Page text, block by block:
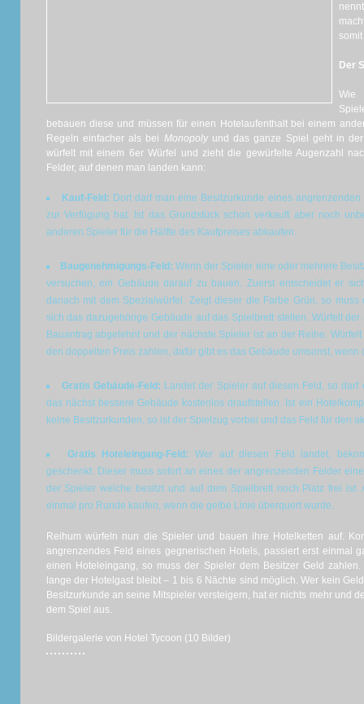
Der
bebauen diese und müssen für einen Hotelaufenthalt bei einem
Regeln einfacher als bei Monopolyund das ganze Spiel geht in
würfelt mit einem 6er Würfel und zieht die gewürfelte Augenzahl
Felder, auf denen man landen kann:
Kauf-Feld: Dort darf man eine Besitzurkunde eines
zur Verfügung hat. Ist das Grundstück schon verkauft aber noch
anderen Spieler für die Hälfte des Kaufpreises abkaufen.
Baugenehmigungs-Feld: Wenn der Spieler eine oder mehrere
versuchen, ein Gebäude darauf zu bauen. Zuerst entscheidet er
danach mit dem Spezialwürfel. Zeigt dieser die Farbe Grün, so
sich das dazugehörige Gebäude auf das Spielbrett stellen. Würfelt
Bauantrag abgelehnt und der nächste Spieler ist an der Reihe.
den doppelten Preis zahlen, dafür gibt es das Gebäude umsonst, wenn
Gratis Gebäude-Feld: Landet der Spieler auf diesen Feld, so
das nächst bessere Gebäude kostenlos draufstellen. Ist ein
keine Besitzurkunden, so ist der Spielzug vorbei und das Feld für den
Gratis Hoteleingang-Feld: Wer auf diesen Feld landet,
geschenkt. Dieser muss sofort an eines der angrenzenden Felder
der Spieler welche besitzt und auf dem Spielbrett noch Platz frei ist.
einmal pro Runde kaufen, wenn die gelbe Linie überquert wurde.
Reihum würfeln nun die Spieler und bauen ihre Hotelketten auf.
angrenzendes Feld eines gegnerischen Hotels, passiert erst einmal
einen Hoteleingang, so muss der Spieler dem Besitzer Geld
lange der Hotelgast bleibt – 1 bis 6 Nächte sind möglich. Wer kein
Besitzurkunde an seine Mitspieler versteigern, hat er nichts mehr und
dem Spiel aus.
Bildergalerie von Hotel Tycoon (10 Bilder)